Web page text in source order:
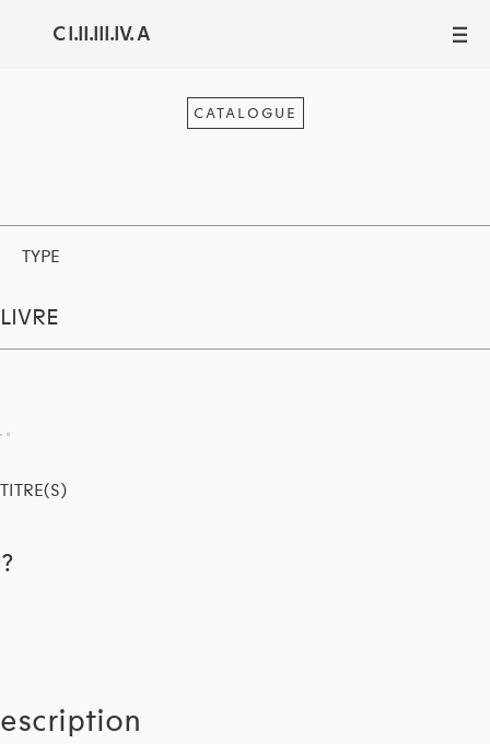
C I.II.III.IV. A III
CATALOGUE
TYPE
LIVRE
TITRE(S)